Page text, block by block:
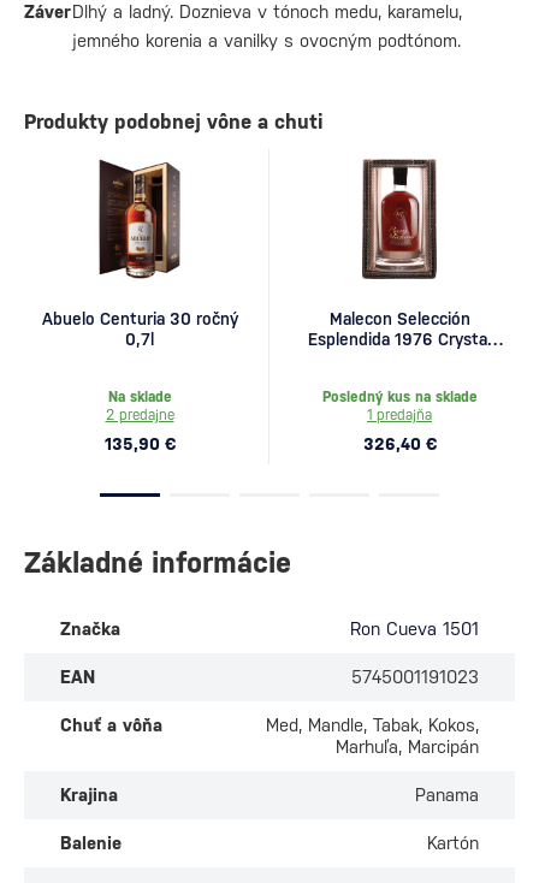
ZáverDlhý a ladný. Doznieva v tónoch medu, karamelu,
jemného korenia a vanilky s ovocným podtónom.
Produkty podobnej vône a chuti
Abuelo Centuria 30 ročný
0,7l
Na sklade
2 predajne
135,90 €
Malecon Selección
Esplendida 1976 Crystal
Posledný kus na sklade
1 predajňa
326,40 €
Základné informácie
Značka Ron Cueva 1501
EAN 5745001191023
Chuť a vôňa
Med, Mandle, Tabak, Kokos,
Marhuľa, Marcipán
Krajina Panama
Balenie Kartón